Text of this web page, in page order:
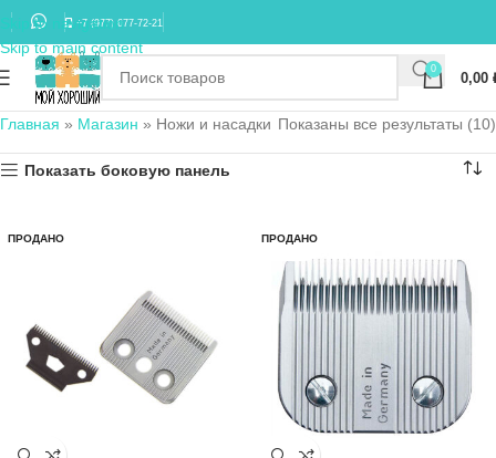
Skip to navigation
Skip to main content
+7 (977) 677-72-21
0
0,00
Главная » Магазин » Ножи и насадки Показаны все результаты (10)
Показать боковую панель
ПРОДАНО ПРОДАНО